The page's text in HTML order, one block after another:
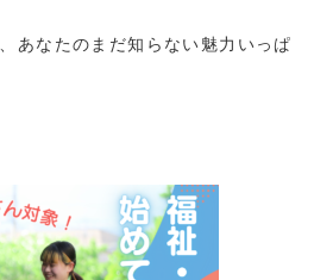
あなたのまだ知らない魅力いっぱ